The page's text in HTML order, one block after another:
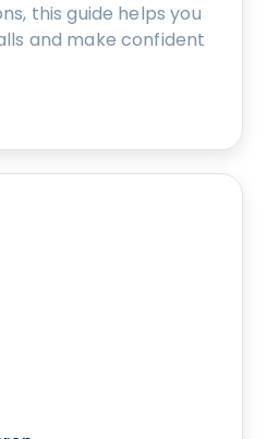
this guide helps you
and make confident